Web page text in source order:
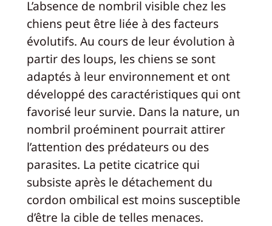
L’absence de nombril visible chez les
chiens peut être liée à des facteurs
évolutifs. Au cours de leur évolution à
partir des loups, les chiens se sont
adaptés à leur environnement et ont
développé des caractéristiques qui ont
favorisé leur survie. Dans la nature, un
nombril proéminent pourrait attirer
l’attention des prédateurs ou des
parasites. La petite cicatrice qui
subsiste après le détachement du
cordon ombilical est moins susceptible
d’être la cible de telles menaces.